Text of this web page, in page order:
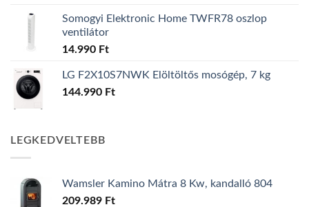
Somogyi Elektronic Home TWFR78 oszlop
ventilátor
14.990 Ft
LG F2X10S7NWK Elöltöltős mosógép, 7 kg
144.990 Ft
LEGKEDVELTEBB
Wamsler Kamino Mátra 8 Kw, kandalló 804
209.989 Ft